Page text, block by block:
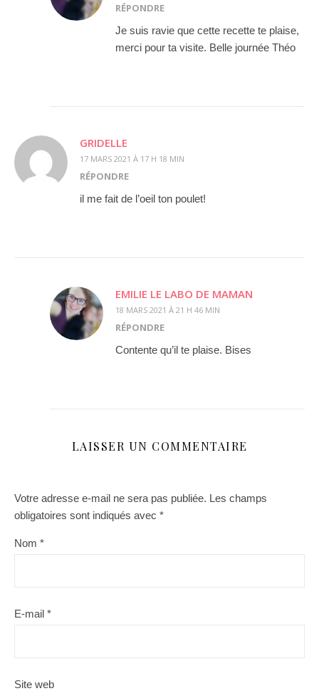
RÉPONDRE
Je suis ravie que cette recette te plaise,
merci pour ta visite. Belle journée Théo
GRIDELLE
17 MARS 2021 À 17 H 18 MIN
RÉPONDRE
il me fait de l’oeil ton poulet!
EMILIE LE LABO DE MAMAN
18 MARS 2021 À 21 H 46 MIN
RÉPONDRE
Contente qu’il te plaise. Bises
LAISSER UN COMMENTAIRE
Votre adresse e-mail ne sera pas publiée. Les champs
obligatoires sont indiqués avec *
Nom *
E-mail *
Site web